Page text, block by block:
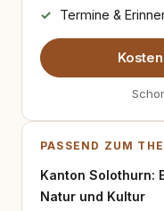
Termine &
PASSEND ZUM
Kanton Solothurn:
Natur und Kultur